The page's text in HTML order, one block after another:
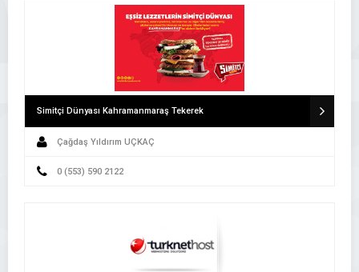
Simitçi Dünyası Kahramanmaraş Tekerek
Çağdaş Yıldırım UÇKAÇ
0 (553) 590 2122